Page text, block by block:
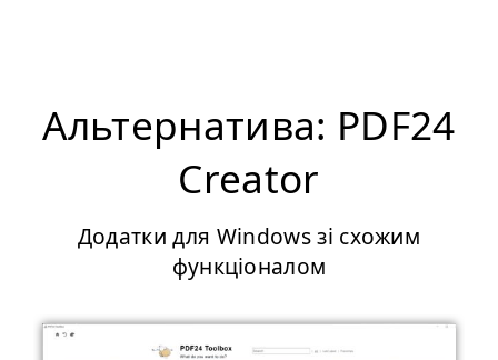
Альтернатива: PDF24
Creator
Додатки для Windows зі схожим
функціоналом